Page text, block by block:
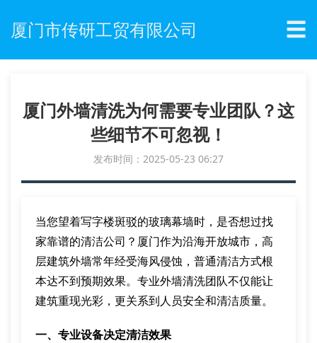
厦门市传研工贸有限公司 ☰
厦门外墙清洗为何需要专业团队？这
些细节不可忽视！
发布时间：2025-05-23 06:27
当您望着写字楼斑驳的玻璃幕墙时，是否想过找
家靠谱的清洁公司？厦门作为沿海开放城市，高
层建筑外墙常年经受海风侵蚀，普通清洁方式根
本达不到预期效果。专业外墙清洗团队不仅能让
建筑重现光彩，更关系到人员安全和清洁质量。
一、专业设备决定清洁效果